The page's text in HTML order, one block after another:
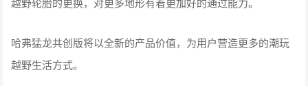
哈弗猛龙共创版将以全新的产品价值，为用户营造更多的潮玩
越野生活方式。